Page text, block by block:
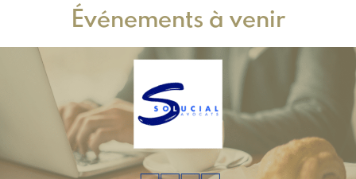
Événements à venir